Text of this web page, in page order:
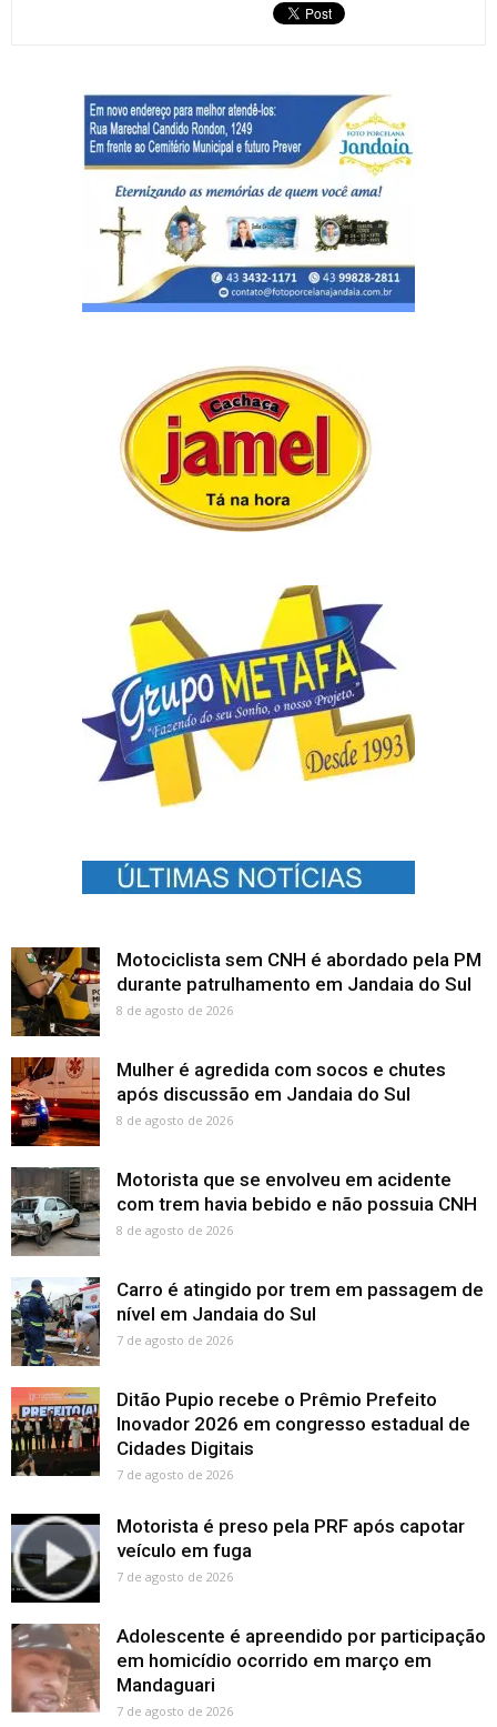
Motociclista sem CNH é abordado pela PM
durante patrulhamento em Jandaia do Sul
8 de agosto de 2026
Mulher é agredida com socos e chutes
após discussão em Jandaia do Sul
8 de agosto de 2026
Motorista que se envolveu em acidente
com trem havia bebido e não possuia CNH
8 de agosto de 2026
Carro é atingido por trem em passagem de
nível em Jandaia do Sul
7 de agosto de 2026
Ditão Pupio recebe o Prêmio Prefeito
Inovador 2026 em congresso estadual de
Cidades Digitais
7 de agosto de 2026
Motorista é preso pela PRF após capotar
veículo em fuga
7 de agosto de 2026
Adolescente é apreendido por participação
em homicídio ocorrido em março em
Mandaguari
7 de agosto de 2026